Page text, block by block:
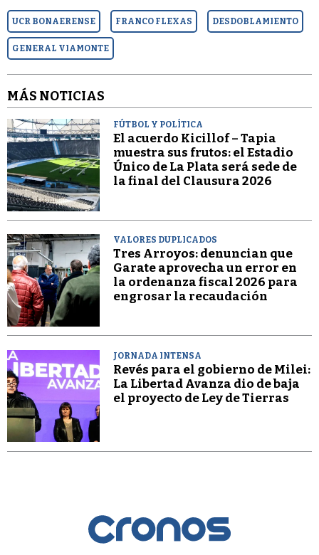
UCR BONAERENSE FRANCO FLEXAS DESDOBLAMIENTO
GENERAL VIAMONTE
MÁS NOTICIAS
FÚTBOL Y POLÍTICA
El acuerdo Kicillof – Tapia
muestra sus frutos: el Estadio
Único de La Plata será sede de
la final del Clausura 2026
VALORES DUPLICADOS
Tres Arroyos: denuncian que
Garate aprovecha un error en
la ordenanza fiscal 2026 para
engrosar la recaudación
JORNADA INTENSA
Revés para el gobierno de Milei:
La Libertad Avanza dio de baja
el proyecto de Ley de Tierras